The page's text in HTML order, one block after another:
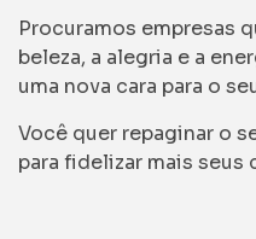
Procuramos empresas
beleza, a alegria e a
uma nova cara para o
Você quer repaginar o
para fidelizar mais seus